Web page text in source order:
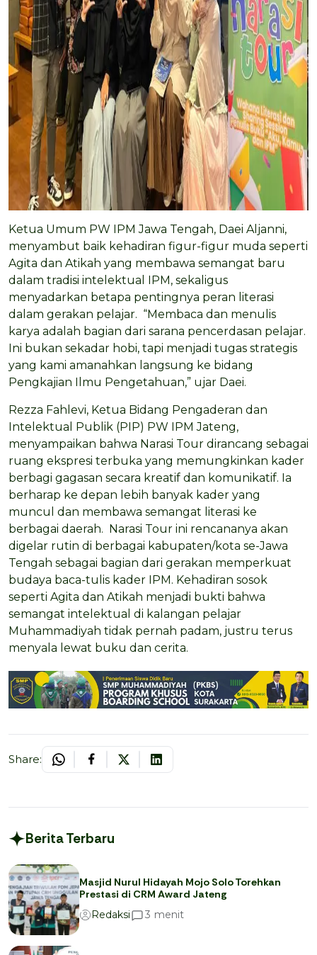
Ketua Umum PW IPM Jawa Tengah, Daei Aljanni,
menyambut baik kehadiran figur-figur muda seperti
Agita dan Atikah yang membawa semangat baru
dalam tradisi intelektual IPM, sekaligus
menyadarkan betapa pentingnya peran literasi
dalam gerakan pelajar. “Membaca dan menulis
karya adalah bagian dari sarana pencerdasan pelajar.
Ini bukan sekadar hobi, tapi menjadi tugas strategis
yang kami amanahkan langsung ke bidang
Pengkajian Ilmu Pengetahuan,” ujar Daei.
Rezza Fahlevi, Ketua Bidang Pengaderan dan
Intelektual Publik (PIP) PW IPM Jateng,
menyampaikan bahwa Narasi Tour dirancang sebagai
ruang ekspresi terbuka yang memungkinkan kader
berbagi gagasan secara kreatif dan komunikatif. Ia
berharap ke depan lebih banyak kader yang
muncul dan membawa semangat literasi ke
berbagai daerah. Narasi Tour ini rencananya akan
digelar rutin di berbagai kabupaten/kota se-Jawa
Tengah sebagai bagian dari gerakan memperkuat
budaya baca-tulis kader IPM. Kehadiran sosok
seperti Agita dan Atikah menjadi bukti bahwa
semangat intelektual di kalangan pelajar
Muhammadiyah tidak pernah padam, justru terus
menyala lewat buku dan cerita.
Share:
Berita Terbaru
Masjid Nurul Hidayah Mojo Solo Torehkan
Prestasi di CRM Award Jateng
Redaksi
3 menit